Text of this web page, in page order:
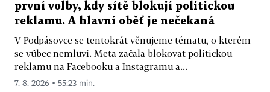
první volby, kdy sítě blokují politickou
reklamu. A hlavní oběť je nečekaná
V Podpásovce se tentokrát věnujeme tématu, o kterém
se vůbec nemluví. Meta začala blokovat politickou
reklamu na Facebooku a Instagramu a...
7. 8. 2026 ▪ 55:23 min.